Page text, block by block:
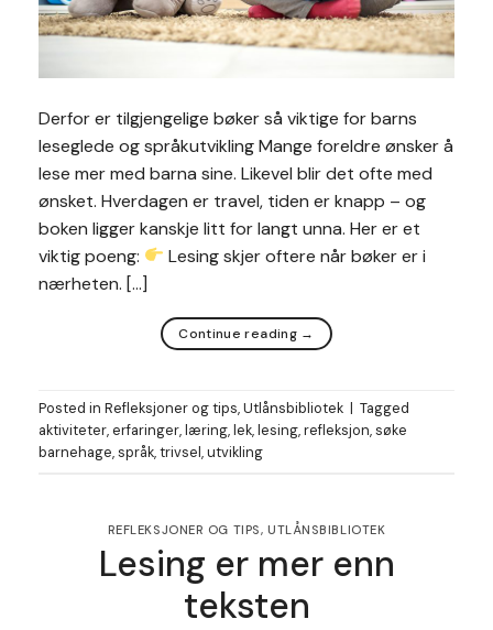
Derfor er tilgjengelige bøker så viktige for barns
leseglede og språkutvikling Mange foreldre ønsker å
lese mer med barna sine. Likevel blir det ofte med
ønsket. Hverdagen er travel, tiden er knapp – og
boken ligger kanskje litt for langt unna. Her er et
viktig poeng:
Lesing skjer oftere når bøker er i
nærheten. […]
Continue reading →
Posted in Refleksjoner og tips,Utlånsbibliotek | Tagged
aktiviteter,erfaringer,læring,lek,lesing,refleksjon,søke
barnehage,språk,trivsel,utvikling
REFLEKSJONER OG TIPS, UTLÅNSBIBLIOTEK
Lesing er mer enn
teksten